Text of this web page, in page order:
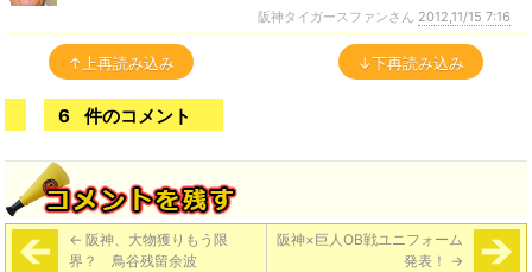
阪神タイガースファンさん 2012,11/15 7:16
↑上再読み込み ↓下再読み込み
6 件のコメント
← 阪神、大物獲りもう限
界？ 鳥谷残留余波
阪神×巨人OB戦ユニフォーム
発表！ →